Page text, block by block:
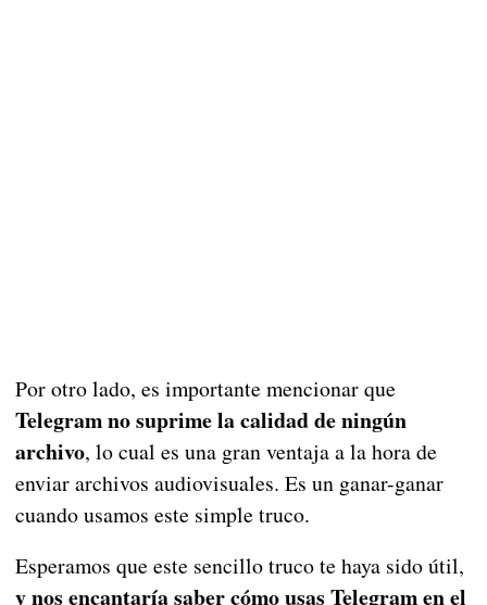
Por otro lado, es importante mencionar que
Telegram no suprime la calidad de ningún
archivo, lo cual es una gran ventaja a la hora de
enviar archivos audiovisuales. Es un ganar-ganar
cuando usamos este simple truco.
Esperamos que este sencillo truco te haya sido útil,
y nos encantaría saber cómo usas Telegram en el